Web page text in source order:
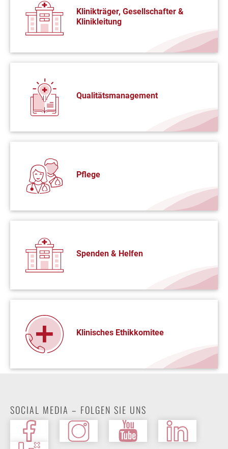
Klinikträger, Gesellschafter &
Klinikleitung
Qualitätsmanagement
Pflege
Spenden & Helfen
Klinisches Ethikkomitee
SOCIAL MEDIA – FOLGEN SIE UNS